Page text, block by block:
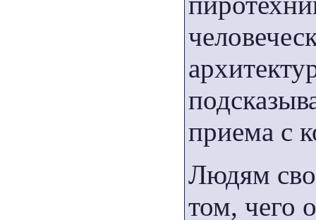
приема с
Людям
том, чего